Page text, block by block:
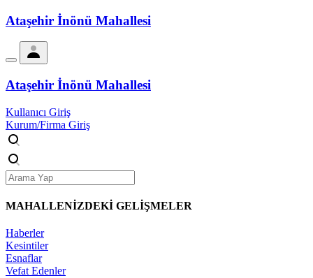
Ataşehir İnönü Mahallesi
Ataşehir İnönü Mahallesi
Kullanıcı Giriş
Kurum/Firma Giriş
MAHALLENİZDEKİ GELİŞMELER
Haberler
Kesintiler
Esnaflar
Vefat Edenler